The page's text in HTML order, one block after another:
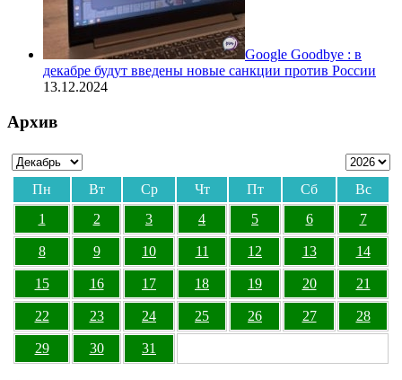
Google Goodbye : в
декабре будут введены новые санкции против России
13.12.2024
Архив
Пн Вт Ср Чт Пт Сб
Вс
1
2 3 4 5 6 7
8 9 10 11 12 13 14
15 16 17 18 19 20 21
22 23 24 25 26 27 28
29 30 31